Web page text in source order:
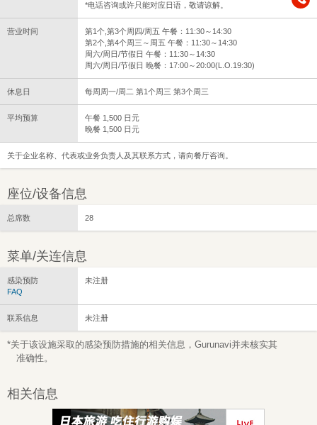
*电话咨询或许只能对应日语，敬请谅解。
营业时间
第1个,第3个周四/周五 午餐：11:30～14:30
第2个,第4个周三～周五 午餐：11:30～14:30
周六/周日/节假日 午餐：11:30～14:30
周六/周日/节假日 晚餐：17:00～20:00(L.O.19:30)
休息日 每周周一/周二 第1个周三 第3个周三
平均预算
午餐 1,500 日元
晚餐 1,500 日元
关于企业名称、代表或业务负责人及其联系方式，请向餐厅咨询。
座位/设备信息
总席数 28
菜单/关连信息
感染预防
FAQ
未注册
联系信息 未注册
*关于该设施采取的感染预防措施的相关信息，Gurunavi并未核实其
准确性。
相关信息